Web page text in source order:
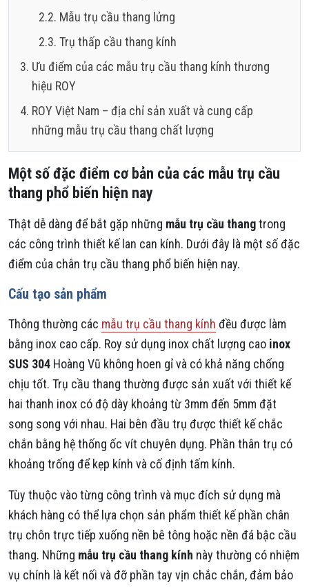
Mẫu trụ cầu thang lửng
Trụ thấp cầu thang kính
Ưu điểm của các mẫu trụ cầu thang kính thương
hiệu ROY
ROY Việt Nam – địa chỉ sản xuất và cung cấp
những mẫu trụ cầu thang chất lượng
Một số đặc điểm cơ bản của các mẫu trụ cầu
thang phổ biến hiện nay
Thật dễ dàng để bắt gặp những mẫu trụ cầu thangtrong
các công trình thiết kế lan can kính. Dưới đây là một số đặc
điểm của chân trụ cầu thang phổ biến hiện nay.
Cấu tạo sản phẩm
Thông thường các mẫu trụ cầu thang kính đều được làm
bằng inox cao cấp. Roy sử dụng inox chất lượng cao inox
SUS 304 Hoàng Vũ không hoen gỉ và có khả năng chống
chịu tốt. Trụ cầu thang thường được sản xuất với thiết kế
hai thanh inox có độ dày khoảng từ 3mm đến 5mm đặt
song song với nhau. Hai bên đầu trụ được thiết kế chắc
chắn bằng hệ thống ốc vít chuyên dụng. Phần thân trụ có
khoảng trống để kẹp kính và cố định tấm kính.
Tùy thuộc vào từng công trình và mục đích sử dụng mà
khách hàng có thể lựa chọn sản phẩm thiết kế phần chân
trụ chôn trực tiếp xuống nền bê tông hoặc nền đá bậc cầu
thang. Những mẫu trụ cầu thang kính này thường có nhiệm
vụ chính là kết nối và đỡ phần tay vịn chắc chắn, đảm bảo